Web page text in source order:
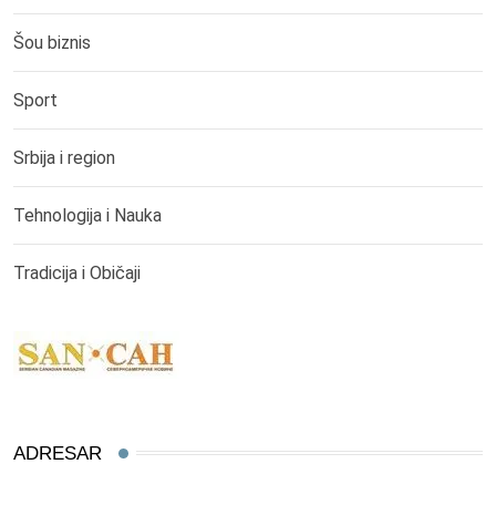
Šou biznis
Sport
Srbija i region
Tehnologija i Nauka
Tradicija i Običaji
ADRESAR